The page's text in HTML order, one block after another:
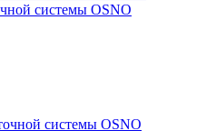
системы OSNO